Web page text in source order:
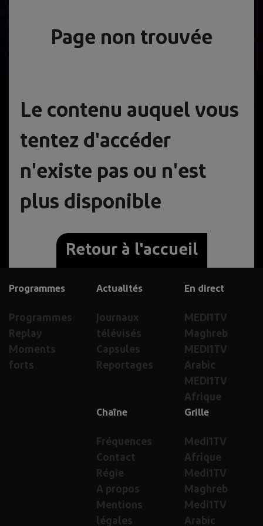
Page non trouvée
Le contenu auquel vous
tentez d'accéder
n'existe pas ou n'est
plus disponible
Retour à l'accueil
En direct
MEDI1TV
Maghreb
MEDI1TV
Arabic
MEDI1TV
Afrique
Actualités
Journaux
télévisés
Capsules
Reportages
Programmes
Programmes
Replay
Moments
forts
Grille
Medi1TV
Afrique
Medi1TV
Maghreb
Medi1TV
Arabic
Chaîne
Fréquences
Contact
Régie
A propos
Mentions
légales